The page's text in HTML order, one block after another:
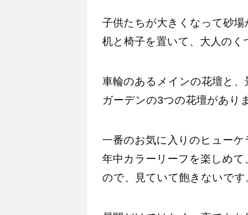
子供たちが大きくなって砂
机と椅子を置いて、大人のく
車輪のあるメインの花壇と
ガーデンの3つの花壇があり
一番のお気に入りのヒュー
年中カラーリーフを楽しめ
ので、見ていて飽きないです